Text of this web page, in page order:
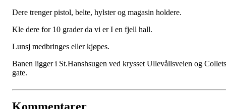
Dere trenger pistol, belte, hylster og magasin holdere.
Kle dere for 10 grader da vi er I en fjell hall.
Lunsj medbringes eller kjøpes.
Banen ligger i St.Hanshsugen ved krysset Ullevållsveien og Collets
gate.